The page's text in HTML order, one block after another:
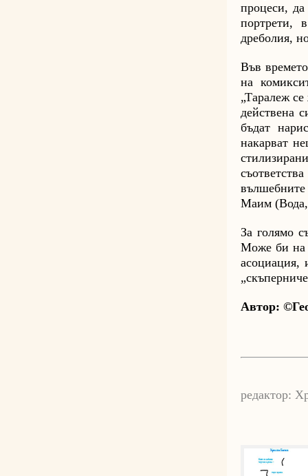
процеси, да
портрети,
дреболия,
Във
на
„Таралеж
действена
бъдат
накарват
Маим
За голямо
Може би на
асоциация,
Автор:
редактор: